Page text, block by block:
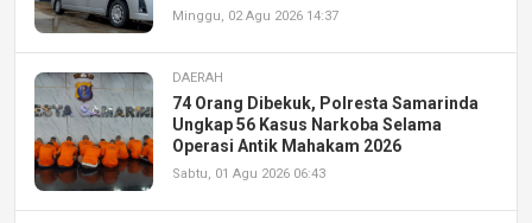
Minggu, 02 Agu 2026 14:37
DAERAH
74 Orang Dibekuk, Polresta Samarinda
Ungkap 56 Kasus Narkoba Selama
Operasi Antik Mahakam 2026
Sabtu, 01 Agu 2026 06:43